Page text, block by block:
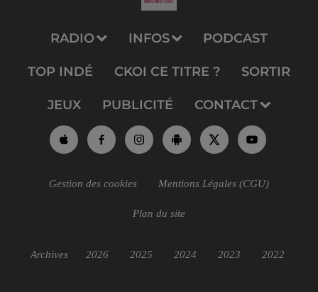
RADIO INFOS PODCAST
TOP INDÉ CKOI CE TITRE ? SORTIR
JEUX PUBLICITÉ CONTACT
Gestion des cookies Mentions Légales (CGU)
Plan du site
Archives 2026 2025 2024 2023 2022